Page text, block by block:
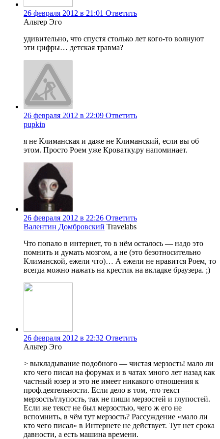
26 февраля 2012 в 21:01 Ответить
Альтер Эго
удивительно, что спустя столько лет кого-то волнуют
эти цифры… детская травма?
26 февраля 2012 в 22:09 Ответить
pupkin
я не Климанская и даже не Климанский, если вы об
этом. Просто Роем уже Кроватку.ру напоминает.
26 февраля 2012 в 22:26 Ответить
Валентин Домбровский Travelabs
Что попало в интернет, то в нём осталось — надо это
помнить и думать мозгом, а не (это безотносительно
Климанской, ежели что)… А ежели не нравится Роем, то
всегда можно нажать на крестик на вкладке браузера. ;)
26 февраля 2012 в 22:32 Ответить
Альтер Эго
> выкладывание подобного — чистая мерзость! мало ли
кто чего писал на форумах и в чатах много лет назад как
частный юзер и это не имеет никакого отношения к
проф.деятельности. Если дело в том, что текст —
мерзость/глупость, так не пиши мерзостей и глупостей.
Если же текст не был мерзостью, чего ж его не
вспомнить, в чём тут мерзость? Рассуждение «мало ли
кто чего писал» в Интернете не действует. Тут нет срока
давности, а есть машина времени.